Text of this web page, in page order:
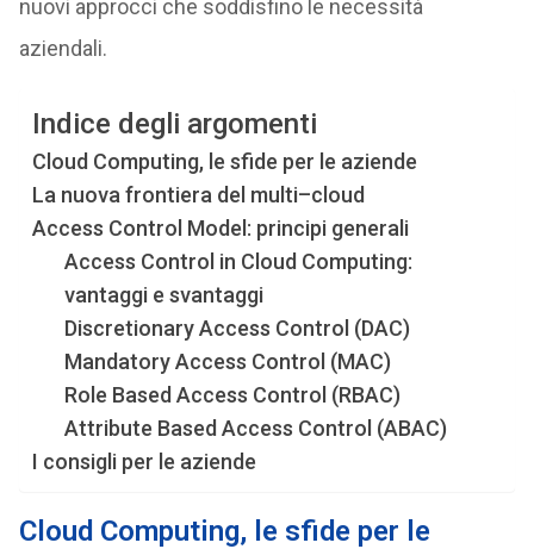
nuovi approcci che soddisfino le necessità
aziendali.
Indice degli argomenti
Cloud Computing, le sfide per le aziende
La nuova frontiera del multi–cloud
Access Control Model: principi generali
Access Control in Cloud Computing:
vantaggi e svantaggi
Discretionary Access Control (DAC)
Mandatory Access Control (MAC)
Role Based Access Control (RBAC)
Attribute Based Access Control (ABAC)
I consigli per le aziende
Cloud Computing, le sfide per le